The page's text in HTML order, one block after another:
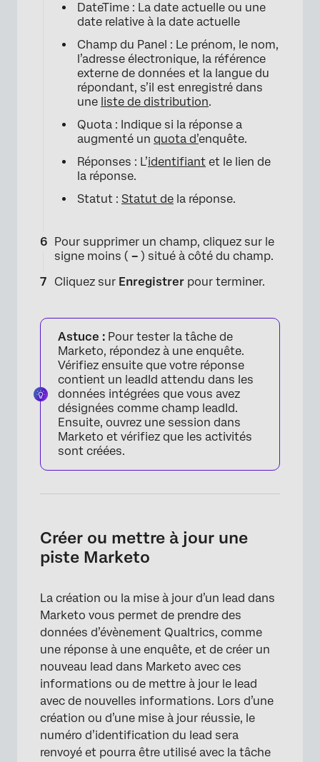
DateTime : La date actuelle ou une
date relative à la date actuelle
Champ du Panel : Le prénom, le nom,
l’adresse électronique, la référence
externe de données et la langue du
répondant, s’il est enregistré dans
une liste de distribution.
Quota : Indique si la réponse a
augmenté un quota d’enquête.
Réponses : L’identifiant et le lien de
la réponse.
Statut : Statut de la réponse.
Pour supprimer un champ, cliquez sur le
signe moins ( – ) situé à côté du champ.
Cliquez sur Enregistrer pour terminer.
Astuce : Pour tester la tâche de
Marketo, répondez à une enquête.
Vérifiez ensuite que votre réponse
contient un leadId attendu dans les
données intégrées que vous avez
désignées comme champ leadId.
Ensuite, ouvrez une session dans
Marketo et vérifiez que les activités
sont créées.
Créer ou mettre à jour une
piste Marketo
La création ou la mise à jour d’un lead dans
Marketo vous permet de prendre des
données d’évènement Qualtrics, comme
une réponse à une enquête, et de créer un
nouveau lead dans Marketo avec ces
informations ou de mettre à jour le lead
avec de nouvelles informations. Lors d’une
création ou d’une mise à jour réussie, le
numéro d’identification du lead sera
renvoyé et pourra être utilisé avec la tâche